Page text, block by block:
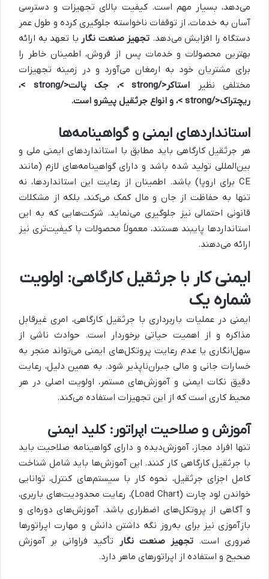
می‌دهد، بسیار مهم است. کیفیت بالای تجهیزات و دسترسی
آسان به خدمات، از توقفات ناخواسته جلوگیری کرده و طول عمر
دستگاه را افزایش می‌دهد. تجهیز صنعت نگار با تعهد به ارائه
بهترین محصولات و خدمات پس از فروش، اطمینان خاطر را
برای مشتریان خود به ارمغان می‌آورد و در زمینه تجهیزات
مختلفی نظیر استاکر</strong >،
جک پالت</strong >،
ریچتراک</strong >، و انواع جرثقیل پیشرو است.
استانداردهای ایمنی و گواهینامه‌ها
هر جرثقیل کارگاهی باید مطابق با استانداردهای ایمنی ملی و
بین‌المللی تولید شده باشد و دارای گواهینامه‌های لازم (مانند
CE برای اروپا) باشد. اطمینان از رعایت این استانداردها، نه
تنها به حفاظت از جان و مال کمک می‌کند، بلکه از مشکلات
قانونی احتمالی نیز جلوگیری می‌نماید. شرکت‌هایی که به این
استانداردها پایبند هستند، معمولاً محصولات با کیفیت‌تری نیز
ارائه می‌دهند.
ایمنی کار با جرثقیل کارگاهی: اولویت
شماره یک
ایمنی در عملیات باربرداری با جرثقیل کارگاهی، امری غیرقابل
مذاکره و از اهمیت حیاتی برخوردار است. حوادث ناشی از
سهل‌انگاری یا عدم رعایت پروتکل‌های ایمنی می‌تواند منجر به
خسارات جانی و مالی جبران‌ناپذیر شود. به همین دلیل، رعایت
دقیق نکات ایمنی و آموزش‌های مستمر، اولویت اصلی در هر
محیط کاری است که از این تجهیزات استفاده می‌کند.
آموزش و صلاحیت اپراتور: کلید ایمنی
تنها افراد مجاز، آموزش‌دیده و دارای گواهینامه صلاحیت باید
با جرثقیل کارگاهی کار کنند. این آموزش‌ها باید شامل شناخت
کامل اجزای جرثقیل، نحوه کار با سیستم‌های کنترل، توانایی
خواندن لود چارت (Load Chart)، رعایت محدودیت‌های باربری،
و آگاهی از پروتکل‌های اضطراری باشد. آموزش‌های دوره‌ای و
بازآموزی نیز برای به‌روز نگه داشتن دانش و مهارت اپراتورها
ضروری است.تجهیز صنعت نگار
تأکید فراوانی بر آموزش
صحیح و استفاده از اپراتورهای ماهر دارد.